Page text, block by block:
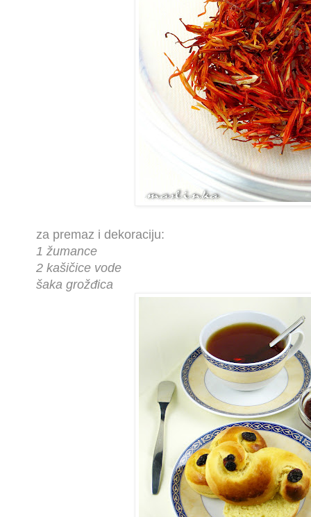
za premaz i dekoraciju:
1 žumance
2 kašičice vode
šaka grožđica